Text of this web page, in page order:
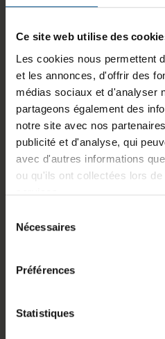
Ce site web utilise des
Les cookies nous permettent
et les annonces, d'offrir des
médias sociaux et d'analyser
partageons également des
notre site avec nos
publicité et d'analyse, qui
avec d'autres informations
ou qu'ils ont collectées lors
services.
Nécessaires
Préférences
Statistiques
2. Utilisation de
d’installation
Si Windows Update ne
11, vous pouvez utiliser
disponible sur le site web de
Étapes pour utiliser
Téléchargez l'Assistant
11 depuis le site
Exécutez-le, et suivez
s'assurera que votre PC
3. Utilisation du
Si vous préférez une